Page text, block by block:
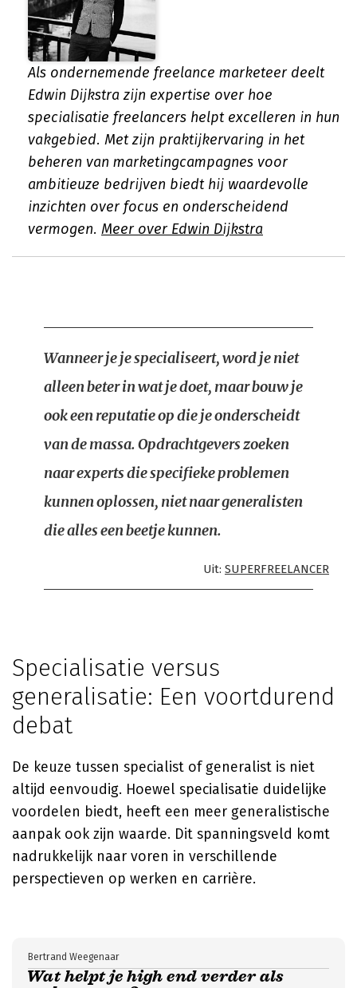
Als ondernemende freelance marketeer deelt
Edwin Dijkstra zijn expertise over hoe
specialisatie freelancers helpt excelleren in hun
vakgebied. Met zijn praktijkervaring in het
beheren van marketingcampagnes voor
ambitieuze bedrijven biedt hij waardevolle
inzichten over focus en onderscheidend
vermogen. Meer over Edwin Dijkstra
Wanneer je je specialiseert, word je niet
alleen beter in wat je doet, maar bouw je
ook een reputatie op die je onderscheidt
van de massa. Opdrachtgevers zoeken
naar experts die specifieke problemen
kunnen oplossen, niet naar generalisten
die alles een beetje kunnen.
Uit: SUPERFREELANCER
Specialisatie versus
generalisatie: Een voortdurend
debat
De keuze tussen specialist of generalist is niet
altijd eenvoudig. Hoewel specialisatie duidelijke
voordelen biedt, heeft een meer generalistische
aanpak ook zijn waarde. Dit spanningsveld komt
nadrukkelijk naar voren in verschillende
perspectieven op werken en carrière.
Wat helpt je high end verder als
Bertrand Weegenaar